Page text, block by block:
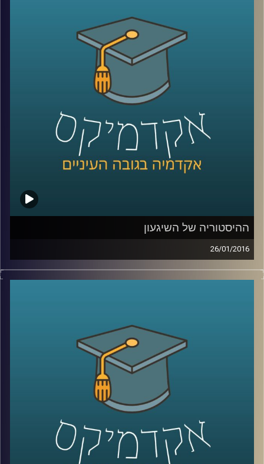
ישראל: משאב המים והים בה והשינויים בתחום
התחבורה הציבורית. אל תשבו שלובי רגליים –
התחילו לפעול למען כדור ארץ קריר יותר,
שמסוגל לשרוד את התרבות הטכנולוגית שלנו
AudioVersity
ההיסטוריה של השיגעון
26/01/2016
דוקטור נועה אלבלדה מספרת על מחלת
ניצבות בפני המדע שאלות גדולות לגבי
הסכיזופרניה, ונועה משתפת בהן ובשאיפת
המחקר. גם לחברה אחריות רבה, הקשורה
מהאוכלוסייה, בשגרה ה"נורמטיבית
קרדיט תמונות: AudioVersity